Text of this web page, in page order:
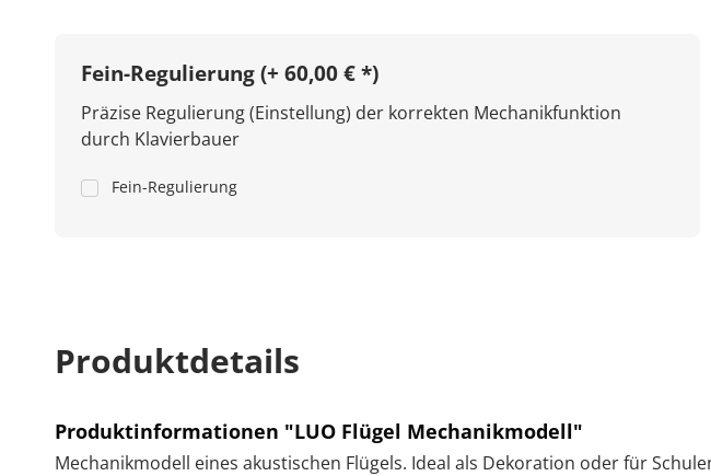
Fein-Regulierung (+ 60,00 € *)
Präzise Regulierung (Einstellung) der korrekten Mechanikfunktion
durch Klavierbauer
Fein-Regulierung
Produktdetails
Produktinformationen "LUO Flügel Mechanikmodell"
Mechanikmodell eines akustischen Flügels. Ideal als Dekoration oder für